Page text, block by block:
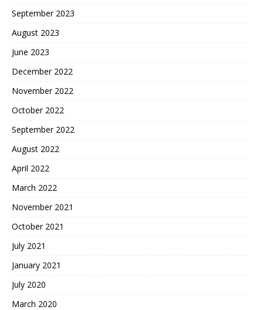
September 2023
August 2023
June 2023
December 2022
November 2022
October 2022
September 2022
August 2022
April 2022
March 2022
November 2021
October 2021
July 2021
January 2021
July 2020
March 2020